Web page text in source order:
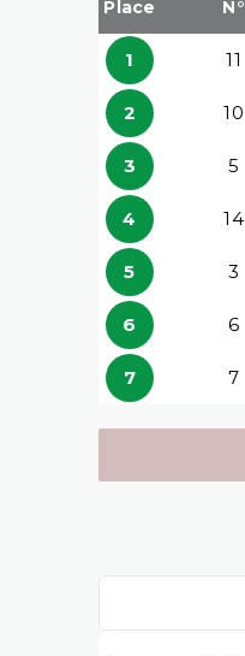
Place N°
1 11
2 10
3 5
4 14
5 3
6 6
7 7